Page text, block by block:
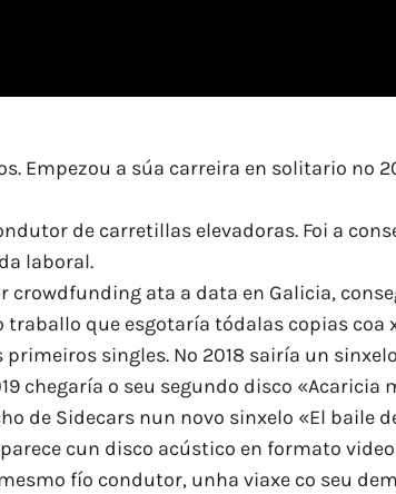
Empezou a súa carreira en solitario no
de carretillas elevadoras. Foi a
laboral.
ata a data en Galicia,
que esgotaría tódalas copias coa
singles. No 2018 sairía un
chegaría o seu segundo disco
de Sidecars nun novo sinxelo «El baile
cun disco acústico en formato
fío condutor, unha viaxe co seu